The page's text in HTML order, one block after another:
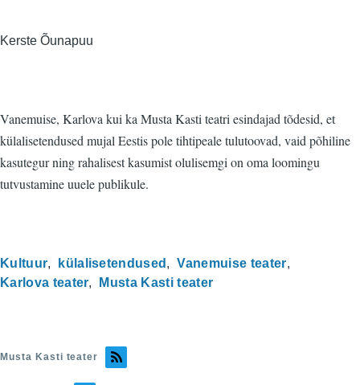
Kerste Õunapuu
Vanemuise, Karlova kui ka Musta Kasti teatri esindajad tõdesid, et
külalisetendused mujal Eestis pole tihtipeale tulutoovad, vaid põhiline
kasutegur ning rahalisest kasumist olulisemgi on oma loomingu
tutvustamine uuele publikule.
Kultuur külalisetendused
Vanemuise teater
Karlova teater
Musta Kasti teater
Musta Kasti teater